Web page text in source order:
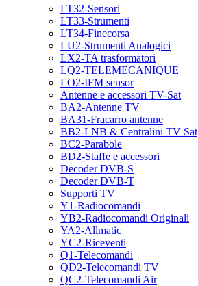
LT32-Sensori
LT33-Strumenti
LT34-Finecorsa
LU2-Strumenti Analogici
LX2-TA trasformatori
LQ2-TELEMECANIQUE
LO2-IFM sensor
Antenne e accessori TV-Sat
BA2-Antenne TV
BA31-Fracarro antenne
BB2-LNB & Centralini TV Sat
BC2-Parabole
BD2-Staffe e accessori
Decoder DVB-S
Decoder DVB-T
Supporti TV
Y1-Radiocomandi
YB2-Radiocomandi Originali
YA2-Allmatic
YC2-Riceventi
Q1-Telecomandi
QD2-Telecomandi TV
QC2-Telecomandi Air